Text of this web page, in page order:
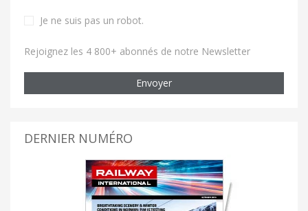
Je ne suis pas un robot.
Rejoignez les 4 800+ abonnés de notre Newsletter
Envoyer
DERNIER NUMÉRO